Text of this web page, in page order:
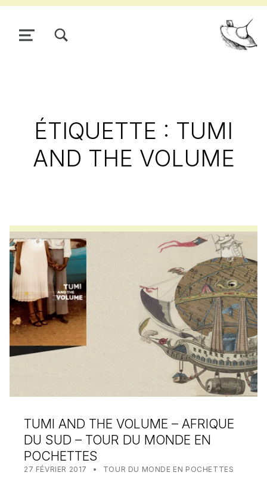
Pour
MENU
ÉTIQUETTE : TUMI
AND THE VOLUME
TUMI AND THE VOLUME – AFRIQUE
DU SUD – TOUR DU MONDE EN
POCHETTES
POSTED ON:
27 FÉVRIER 2017 WRITTEN BY:
MEALIN
CATEGORIZED IN:
TOUR DU MONDE EN POCHETTES